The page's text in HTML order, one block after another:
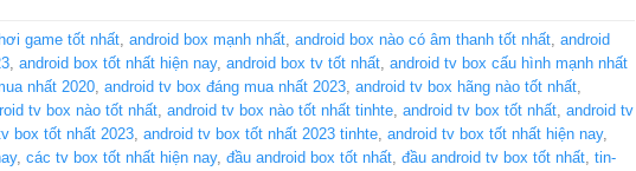
game tốt nhất, android box mạnh nhất, android box nào có âm thanh tốt nhất, android
, android box tốt nhất hiện nay, android box tv tốt nhất, android tv box cấu hình mạnh nhất
nhất 2020, android tv box đáng mua nhất 2023, android tv box hãng nào tốt nhất,
tv box nào tốt nhất, android tv box nào tốt nhất tinhte, android tv box tốt nhất, android tv
box tốt nhất 2023, android tv box tốt nhất 2023 tinhte, android tv box tốt nhất hiện nay,
, các tv box tốt nhất hiện nay, đầu android box tốt nhất, đầu android tv box tốt nhất, tin-